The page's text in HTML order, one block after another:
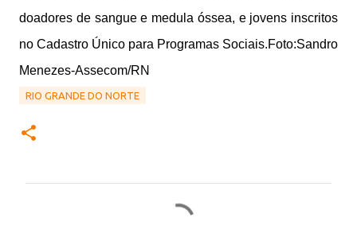
doadores de sangue e medula óssea, e jovens inscritos
no Cadastro Único para Programas Sociais.Foto:Sandro
Menezes-Assecom/RN
RIO GRANDE DO NORTE